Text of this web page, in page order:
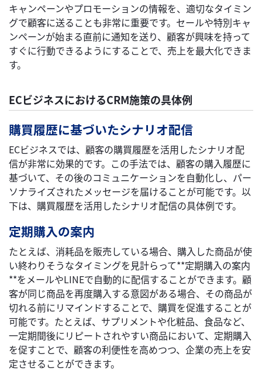
キャンペーンやプロモーションの情報を、適切なタイミン
グで顧客に送ることも非常に重要です。セールや特別キャ
ンペーンが始まる直前に通知を送り、顧客が興味を持って
すぐに行動できるようにすることで、売上を最大化できま
す。
ECビジネスにおけるCRM施策の具体例
購買履歴に基づいたシナリオ配信
ECビジネスでは、顧客の購買履歴を活用したシナリオ配
信が非常に効果的です。この手法では、顧客の購入履歴に
基づいて、その後のコミュニケーションを自動化し、パー
ソナライズされたメッセージを届けることが可能です。以
下は、購買履歴を活用したシナリオ配信の具体例です。
定期購入の案内
たとえば、消耗品を販売している場合、購入した商品が使
い終わりそうなタイミングを見計らって**定期購入の案内
**をメールやLINEで自動的に配信することができます。顧
客が同じ商品を再度購入する意図がある場合、その商品が
切れる前にリマインドすることで、購買を促進することが
可能です。たとえば、サプリメントや化粧品、食品など、
一定期間後にリピートされやすい商品において、定期購入
を促すことで、顧客の利便性を高めつつ、企業の売上を安
定させることができます。